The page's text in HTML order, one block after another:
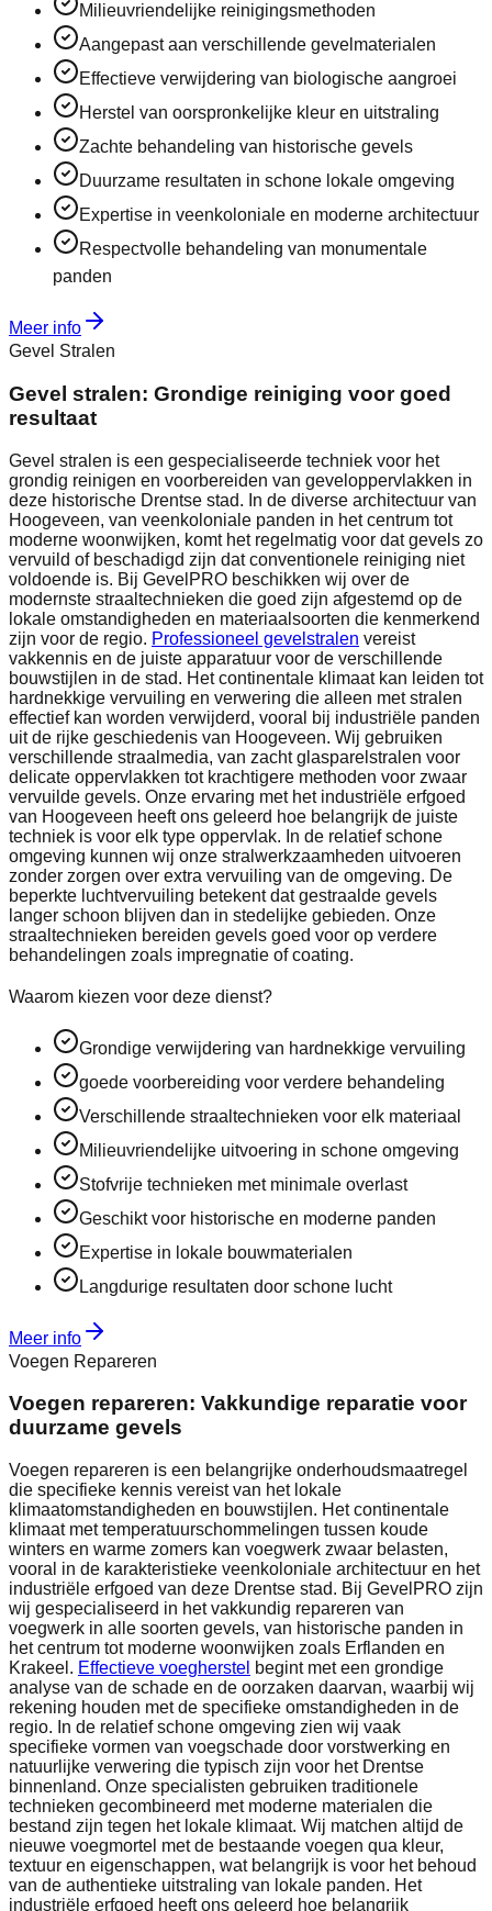
Milieuvriendelijke reinigingsmethoden
Aangepast aan verschillende gevelmaterialen
Effectieve verwijdering van biologische aangroei
Herstel van oorspronkelijke kleur en uitstraling
Zachte behandeling van historische gevels
Duurzame resultaten in schone lokale omgeving
Expertise in veenkoloniale en moderne architectuur
Respectvolle behandeling van monumentale
panden
Meer info
Gevel Stralen
Gevel stralen: Grondige reiniging voor goed
resultaat
Gevel stralen is een gespecialiseerde techniek voor het
grondig reinigen en voorbereiden van geveloppervlakken in
deze historische Drentse stad. In de diverse architectuur van
Hoogeveen, van veenkoloniale panden in het centrum tot
moderne woonwijken, komt het regelmatig voor dat gevels zo
vervuild of beschadigd zijn dat conventionele reiniging niet
voldoende is. Bij GevelPRO beschikken wij over de
modernste straaltechnieken die goed zijn afgestemd op de
lokale omstandigheden en materiaalsoorten die kenmerkend
zijn voor de regio. Professioneel gevelstralen vereist
vakkennis en de juiste apparatuur voor de verschillende
bouwstijlen in de stad. Het continentale klimaat kan leiden tot
hardnekkige vervuiling en verwering die alleen met stralen
effectief kan worden verwijderd, vooral bij industriële panden
uit de rijke geschiedenis van Hoogeveen. Wij gebruiken
verschillende straalmedia, van zacht glasparelstralen voor
delicate oppervlakken tot krachtigere methoden voor zwaar
vervuilde gevels. Onze ervaring met het industriële erfgoed
van Hoogeveen heeft ons geleerd hoe belangrijk de juiste
techniek is voor elk type oppervlak. In de relatief schone
omgeving kunnen wij onze stralwerkzaamheden uitvoeren
zonder zorgen over extra vervuiling van de omgeving. De
beperkte luchtvervuiling betekent dat gestraalde gevels
langer schoon blijven dan in stedelijke gebieden. Onze
straaltechnieken bereiden gevels goed voor op verdere
behandelingen zoals impregnatie of coating.
Waarom kiezen voor deze dienst?
Grondige verwijdering van hardnekkige vervuiling
goede voorbereiding voor verdere behandeling
Verschillende straaltechnieken voor elk materiaal
Milieuvriendelijke uitvoering in schone omgeving
Stofvrije technieken met minimale overlast
Geschikt voor historische en moderne panden
Expertise in lokale bouwmaterialen
Langdurige resultaten door schone lucht
Meer info
Voegen Repareren
Voegen repareren: Vakkundige reparatie voor
duurzame gevels
Voegen repareren is een belangrijke onderhoudsmaatregel
die specifieke kennis vereist van het lokale
klimaatomstandigheden en bouwstijlen. Het continentale
klimaat met temperatuurschommelingen tussen koude
winters en warme zomers kan voegwerk zwaar belasten,
vooral in de karakteristieke veenkoloniale architectuur en het
industriële erfgoed van deze Drentse stad. Bij GevelPRO zijn
wij gespecialiseerd in het vakkundig repareren van
voegwerk in alle soorten gevels, van historische panden in
het centrum tot moderne woonwijken zoals Erflanden en
Krakeel. Effectieve voegherstel begint met een grondige
analyse van de schade en de oorzaken daarvan, waarbij wij
rekening houden met de specifieke omstandigheden in de
regio. In de relatief schone omgeving zien wij vaak
specifieke vormen van voegschade door vorstwerking en
natuurlijke verwering die typisch zijn voor het Drentse
binnenland. Onze specialisten gebruiken traditionele
technieken gecombineerd met moderne materialen die
bestand zijn tegen het lokale klimaat. Wij matchen altijd de
nieuwe voegmortel met de bestaande voegen qua kleur,
textuur en eigenschappen, wat belangrijk is voor het behoud
van de authentieke uitstraling van lokale panden. Het
industriële erfgoed heeft ons geleerd hoe belangrijk